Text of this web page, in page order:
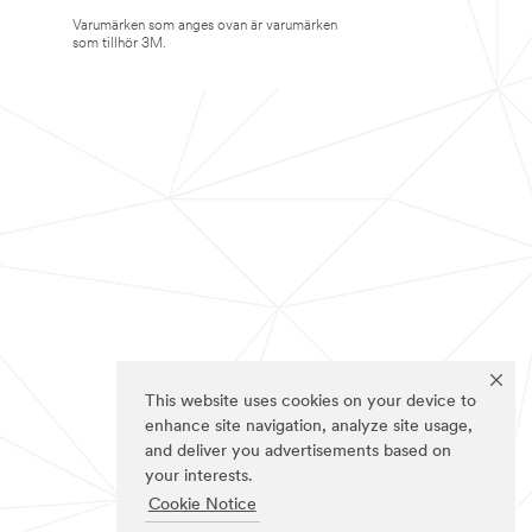
This website uses cookies on your device to
enhance site navigation, analyze site usage,
and deliver you advertisements based on
your interests.
Cookie Notice
Varumärken som anges ovan är varumärken
som tillhör 3M.